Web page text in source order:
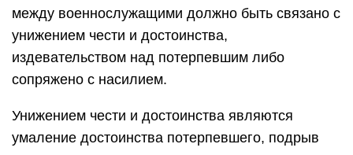
между военнослужащими должно быть связано с
унижением чести и достоинства,
издевательством над потерпевшим либо
сопряжено с насилием.
Унижением чести и достоинства являются
умаление достоинства потерпевшего, подрыв